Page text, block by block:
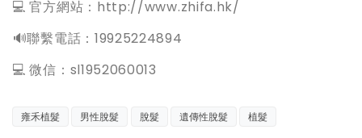
💻 官方網站：http://www.zhifa.hk/
️🔊聯繫電話：19925224894
💻 微信：sl1952060013
雍禾植髮 男性脫髮 脫髮 遺傳性脫髮 植髮